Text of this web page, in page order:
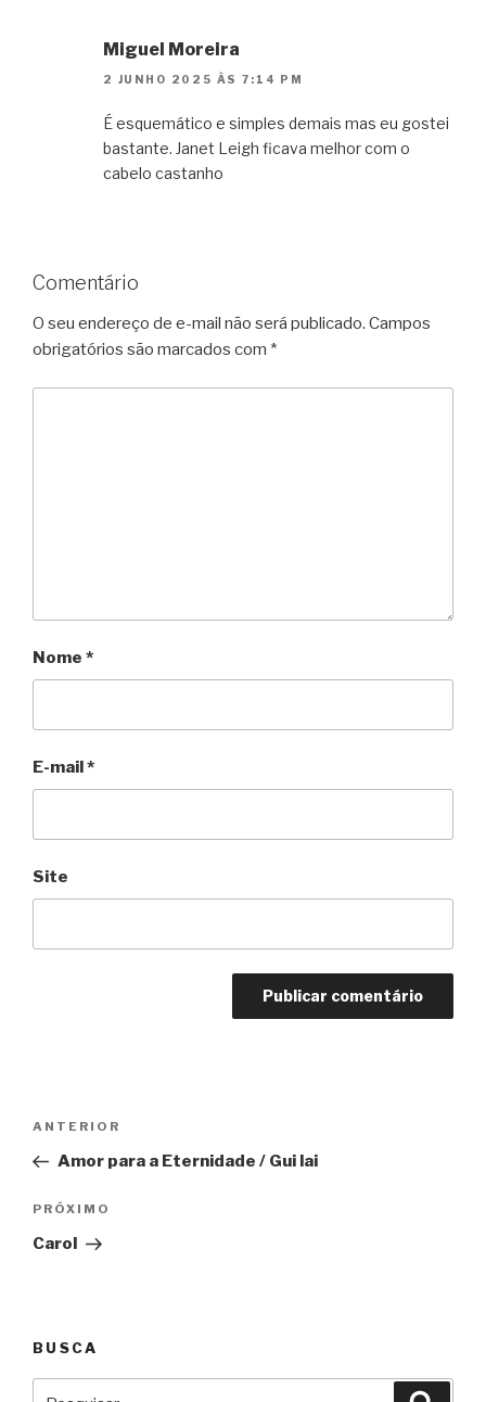
Miguel Moreira
2 JUNHO 2025 ÀS 7:14 PM
É esquemático e simples demais mas eu gostei
bastante. Janet Leigh ficava melhor com o
cabelo castanho
Comentário
O seu endereço de e-mail não será publicado. Campos
obrigatórios são marcados com *
Nome *
E-mail *
Site
Post
Anterior
ANTERIOR
Amor para a Eternidade / Gui lai
Próximo
PRÓXIMO
Carol
BUSCA